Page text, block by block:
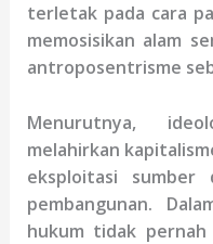
terletak pada cara
memosisikan alam
antroposentrisme
Menurutnya,
melahirkan
eksploitasi sumber
pembangunan.
hukum tidak